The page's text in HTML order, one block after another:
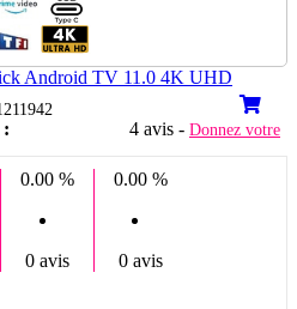
Android TV 11.0 4K UHD
: 4 avis - Donnez votre
0.00 %
0 avis
0.00 %
0 avis